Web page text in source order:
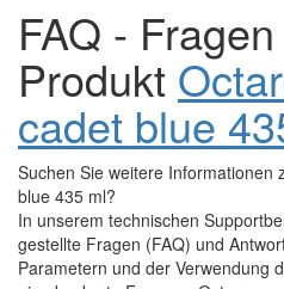
FAQ -
Produkt
cadet blue
Suchen Sie weitere Informationen
blue 435 ml?
In unserem technischen
gestellte Fragen (FAQ) und
Parametern und der Verwendung